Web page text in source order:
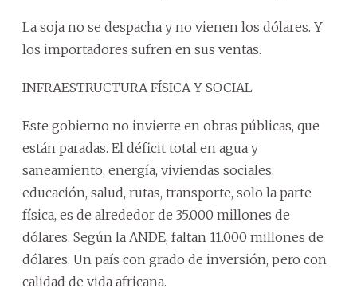
La soja no se despacha y no vienen los dólares. Y
los importadores sufren en sus ventas.
INFRAESTRUCTURA FÍSICA Y SOCIAL
Este gobierno no invierte en obras públicas, que
están paradas. El déficit total en agua y
saneamiento, energía, viviendas sociales,
educación, salud, rutas, transporte, solo la parte
física, es de alrededor de 35.000 millones de
dólares. Según la ANDE, faltan 11.000 millones de
dólares. Un país con grado de inversión, pero con
calidad de vida africana.